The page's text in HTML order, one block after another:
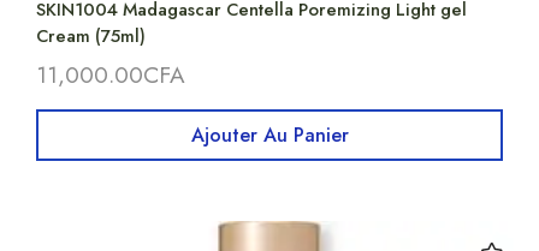
SKIN1004 Madagascar Centella Poremizing Light gel
Cream (75ml)
11,000.00CFA
Ajouter Au Panier